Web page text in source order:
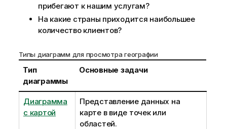
прибегают к нашим услугам?
На какие страны приходится наибольшее
количество клиентов?
Типы диаграмм для просмотра географии
Тип
диаграммы
Основные задачи
Диаграмма
с картой
Представление данных на
карте в виде точек или
областей.